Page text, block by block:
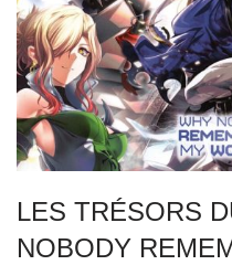
LES TRÉSORS
NOBODY